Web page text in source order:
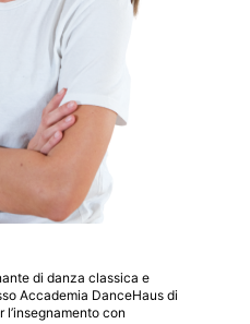
di danza classica e
Accademia DanceHaus di
l’insegnamento con